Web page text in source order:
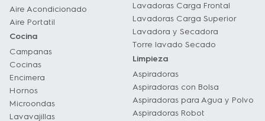
especial para ropas con tejidos delicados
evitando daños en las telas.
- FrazadasIncorpora un programa especial
para frazadas, logrando una funcionalidad
óptima para las necesidades de tu hogar.
Aire Acondicionado
Aire Portatil
Cocina
Campanas
Cocinas
Encimera
Hornos
Microondas
Lavavajillas
Lavadoras Carga Frontal
Lavadoras Carga Superior
Lavadora y Secadora
Torre lavado Secado
Limpieza
Aspiradoras
Aspiradoras con Bolsa
Aspiradoras para Agua y Polvo
Aspiradoras Robot